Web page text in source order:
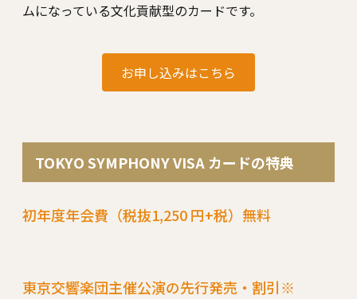
ムになっている⽂化貢献型のカードです。
お申し込みはこちら
TOKYO SYMPHONY VISA カードの特典
初年度年会費（税抜1,250 円+税）無料
東京交響楽団主催公演の先行発売・割引※